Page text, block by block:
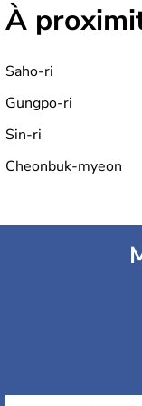
À
Saho-ri
Gungpo-ri
Sin-ri
Cheonbuk-myeon